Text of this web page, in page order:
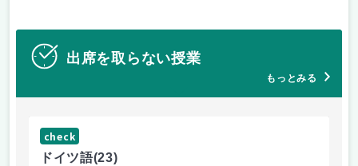
出席を取らない授業
もっとみる
check
ドイツ語(23)